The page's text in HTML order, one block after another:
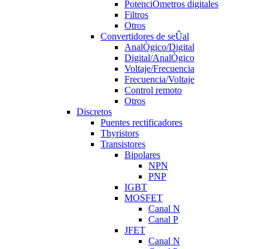
PotenciÒmetros digitales
Filtros
Otros
Convertidores de seÛal
AnalÒgico/Digital
Digital/AnalÒgico
Voltaje/Frecuencia
Frecuencia/Voltaje
Control remoto
Otros
Discretos
Puentes rectificadores
Thyristors
Transistores
Bipolares
NPN
PNP
IGBT
MOSFET
Canal N
Canal P
JFET
Canal N